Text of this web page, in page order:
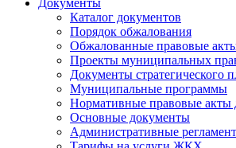
Документы
Каталог документов
Порядок обжалования
Обжалованные правовые
Проекты муниципальных
Документы стратегического
Муниципальные программы
Нормативные правовые акты
Основные документы
Административные